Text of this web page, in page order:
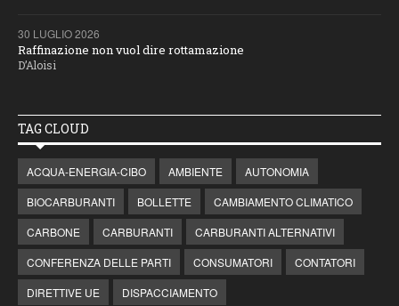
30 LUGLIO 2026
Raffinazione non vuol dire rottamazione
D’Aloisi
TAG CLOUD
ACQUA-ENERGIA-CIBO AMBIENTE
AUTONOMIA
BIOCARBURANTI
BOLLETTE
CAMBIAMENTO CLIMATICO
CARBONE
CARBURANTI
CARBURANTI ALTERNATIVI
CONFERENZA DELLE PARTI
CONSUMATORI
CONTATORI
DIRETTIVE UE
DISPACCIAMENTO